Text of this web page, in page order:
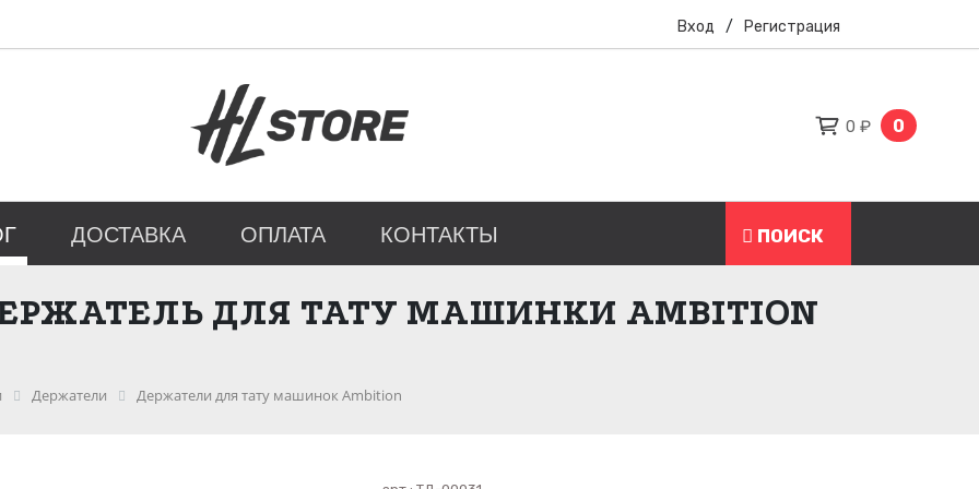
Вход / Регистрация
0 ₽ 0
ДОСТАВКА ОПЛАТА КОНТАКТЫ ПОИСК
ДЛЯ ТАТУ МАШИНКИ AMBITION
Держатели Держатели для тату машинок Ambition